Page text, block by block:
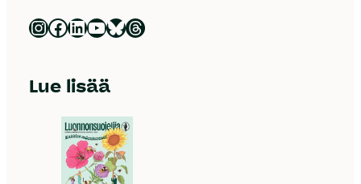
Luonnonsuojeluliitto Instagramissa Luonnonsuojeluliitto Facebookissa Luonnonsuojeluliitto LinkedInissä Luonnonsuojeluliiton YouTube-kanava Luonnonsuojeluliitto Blueskyssa Luonnonsuojeluliitto Threadsissa
Lue lisää